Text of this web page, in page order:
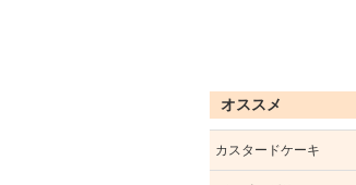
オススメ
カスタードケーキ